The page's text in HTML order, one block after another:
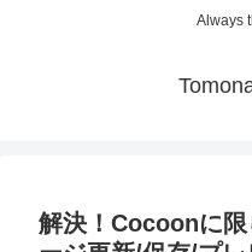
Always
解決！Cocoonに